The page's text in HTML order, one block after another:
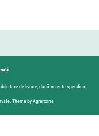
taxe de livrare, dacă nu este specificat
Theme by Agrarzone